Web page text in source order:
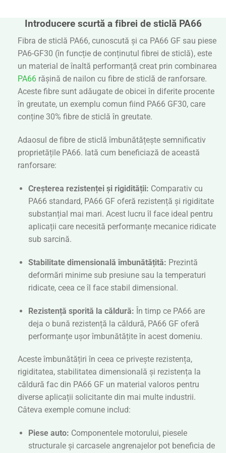
Introducere scurtă a fibrei de sticlă PA66
Fibra de sticlă PA66, cunoscută și ca PA66 GF sau piese
PA6-GF30 (în funcție de conținutul fibrei de sticlă), este
un material de înaltă performanță creat prin combinarea
PA66 rășină de nailon cu fibre de sticlă de ranforsare.
Aceste fibre sunt adăugate de obicei în diferite procente
în greutate, un exemplu comun fiind PA66 GF30, care
conține 30% fibre de sticlă în greutate.
Adaosul de fibre de sticlă îmbunătățește semnificativ
proprietățile PA66. Iată cum beneficiază de această
ranforsare:
Creșterea rezistenței și rigidității: Comparativ cu
PA66 standard, PA66 GF oferă rezistență și rigiditate
substanțial mai mari. Acest lucru îl face ideal pentru
aplicații care necesită performanțe mecanice ridicate
sub sarcină.
Stabilitate dimensională îmbunătățită: Prezintă
deformări minime sub presiune sau la temperaturi
ridicate, ceea ce îl face stabil dimensional.
Rezistență sporită la căldură: În timp ce PA66 are
deja o bună rezistență la căldură, PA66 GF oferă
performanțe ușor îmbunătățite în acest domeniu.
Aceste îmbunătățiri în ceea ce privește rezistența,
rigiditatea, stabilitatea dimensională și rezistența la
căldură fac din PA66 GF un material valoros pentru
diverse aplicații solicitante din mai multe industrii.
Câteva exemple comune includ:
Piese auto: Componentele motorului, piesele
structurale și carcasele angrenajelor pot beneficia de